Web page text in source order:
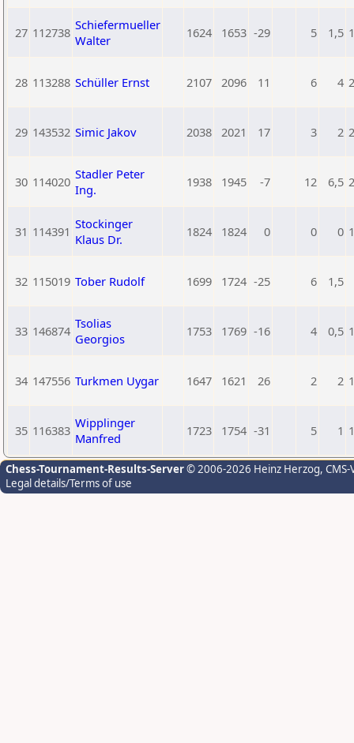
27 112738 Schiefermueller
Walter
1624 1653 -29 5 1,5
28 113288 Schüller Ernst 2107 2096 11 6 4
29 143532 Simic Jakov 2038 2021 17 3 2
30 114020 Stadler Peter
Ing.
1938 1945 -7 12 6,5
31 114391 Stockinger
Klaus Dr.
1824 1824 0 0 0
32 115019 Tober Rudolf 1699 1724 -25 6 1,5
33 146874 Tsolias
Georgios
1753 1769 -16 4 0,5
34 147556 Turkmen Uygar 1647 1621 26 2 2
35 116383 Wipplinger
Manfred
1723 1754 -31 5 1
Chess-Tournament-Results-Server© 2006-2026 Heinz Herzog,
Legal details/Terms of use